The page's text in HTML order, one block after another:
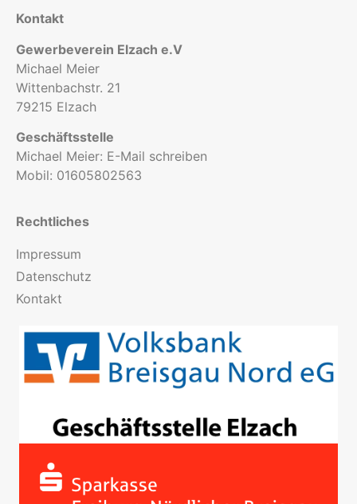
Kontakt
Gewerbeverein Elzach e.V
Michael Meier
Wittenbachstr. 21
79215 Elzach
Geschäftsstelle
Michael Meier: E-Mail schreiben
Mobil: 01605802563
Rechtliches
Impressum
Datenschutz
Kontakt